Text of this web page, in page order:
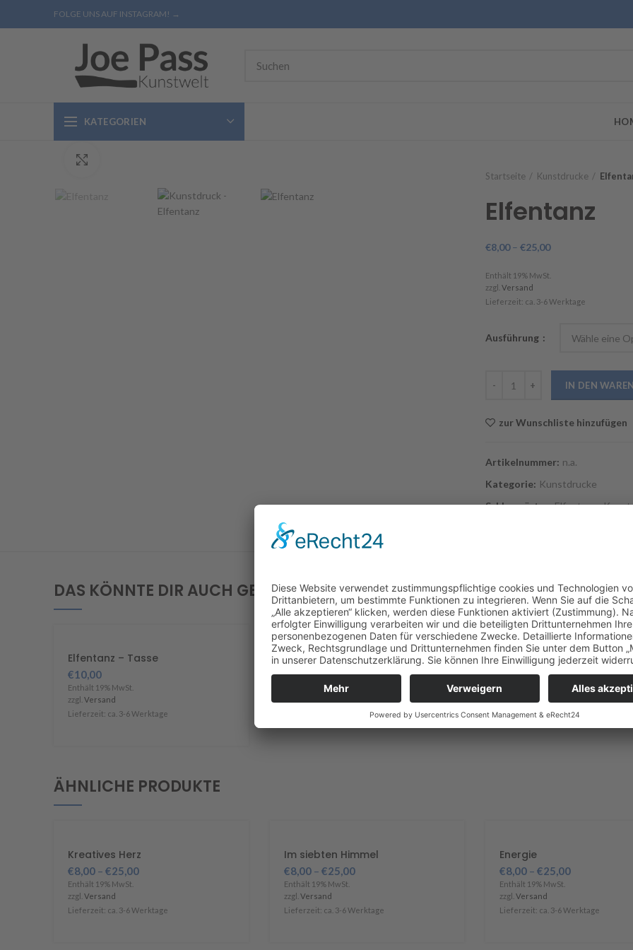
FOLGE UNS AUF INSTAGRAM! →
KATEGORIEN
Startseite
Kunstdrucke
Elfentanz
€8,00– €25,00
Enthält 19% MwSt.
zzgl. Versand
Lieferzeit: ca. 3-6 Werktage
Ausführung
IN DEN
zur Wunschliste hinzufügen
Artikelnummer: n.a.
Kategorie: Kunstdrucke
Schlagwörter:Elfentanz,
DAS KÖNNTE DIR AUCH GEFALLEN …
Elfentanz – Tasse
€10,00
Enthält 19% MwSt.
zzgl. Versand
Lieferzeit: ca. 3-6 Werktage
ÄHNLICHE PRODUKTE
Kreatives Herz
€8,00 – €25,00
Enthält 19% MwSt.
zzgl. Versand
Lieferzeit: ca. 3-6 Werktage
Im siebten Himmel
€8,00– €25,00
Enthält 19% MwSt.
zzgl. Versand
Lieferzeit: ca. 3-6 Werktage
Energie
€8,00 – €25,00
Enthält 19% MwSt.
zzgl. Versand
Lieferzeit: ca. 3-6 Werktage